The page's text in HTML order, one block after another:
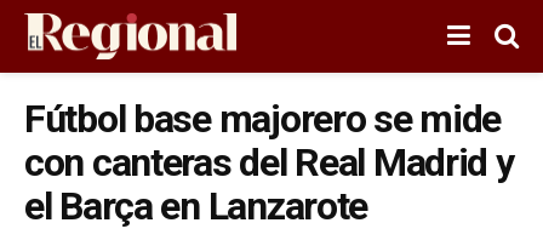
Fútbol base majorero se mide
con canteras del Real Madrid y
el Barça en Lanzarote